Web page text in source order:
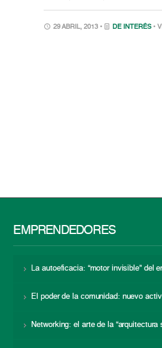
29 ABRIL, 2013 • DE INTERÉS •
EMPRENDEDORES
La autoeficacia: “motor invisible” del
El poder de la comunidad: nuevo
Networking: el arte de la “arquitectura